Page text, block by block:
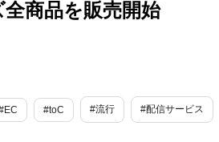
商品を販売開始
#toC #流行 #配信サービス